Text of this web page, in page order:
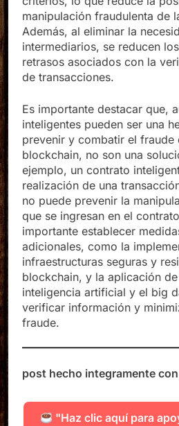
manipulación fraudulenta de
Además, al eliminar la
intermediarios, se reducen
retrasos asociados con la
de transacciones.
Es importante destacar que,
inteligentes pueden ser una
prevenir y combatir el fraude
blockchain, no son una
ejemplo, un contrato
realización de una
no puede prevenir la
que se ingresan en el
importante establecer
adicionales, como la
infraestructuras seguras y
blockchain, y la aplicación
inteligencia artificial y el big
verificar información y
fraude.
post hecho integramente
"Haz clic aquí para